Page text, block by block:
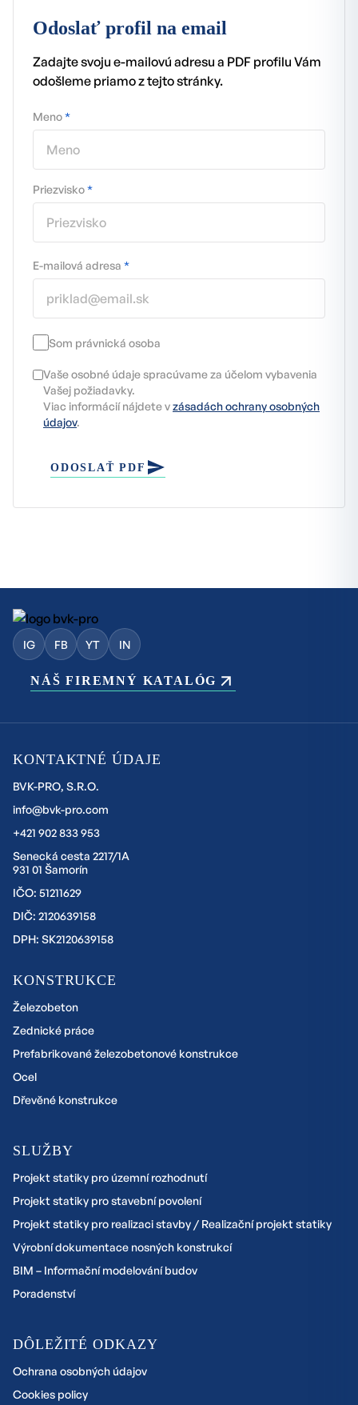
Odoslať profil na email
Zadajte svoju e-mailovú adresu a PDF profilu Vám
odošleme priamo z tejto stránky.
Meno*
Priezvisko*
E-mailová adresa *
Som právnická osoba
Vaše osobné údaje spracúvame za účelom vybavenia
Vašej požiadavky.
Viac informácií nájdete vzásadách ochrany osobných
údajov.
ODOSLAŤ PDF
IG FB YT IN
NÁŠ FIREMNÝ KATALÓG
KONTAKTNÉ ÚDAJE
BVK-PRO, S.R.O.
info@bvk-pro.com
+421 902 833 953
Senecká cesta 2217/1A
931 01 Šamorín
IČO: 51211629
DIČ: 2120639158
DPH: SK2120639158
KONSTRUKCE
Železobeton
Zednické práce
Prefabrikované železobetonové konstrukce
Ocel
Dřevěné konstrukce
SLUŽBY
Projekt statiky pro územní rozhodnutí
Projekt statiky pro stavební povolení
Projekt statiky pro realizaci stavby / Realizační projekt statiky
Výrobní dokumentace nosných konstrukcí
BIM – Informační modelování budov
Poradenství
DÔLEŽITÉ ODKAZY
Ochrana osobných údajov
Cookies policy